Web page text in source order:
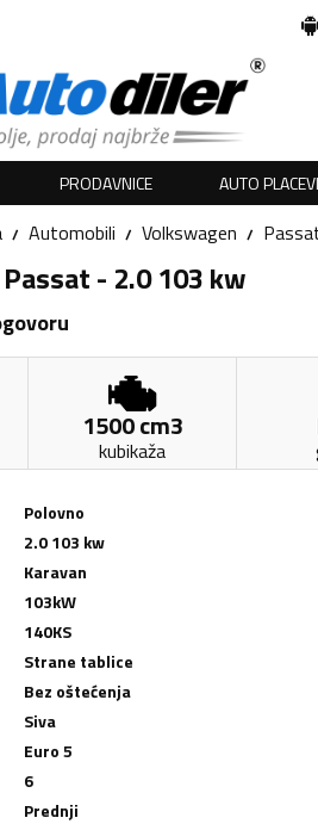
PRODAVNICE AUTO PLACEVI
Automobili Volkswagen
- 2.0 103 kw
1500cm3
kubikaža
Polovno
2.0 103 kw
Karavan
103kW
140KS
Strane tablice
Bez oštećenja
Siva
Euro 5
6
Prednji